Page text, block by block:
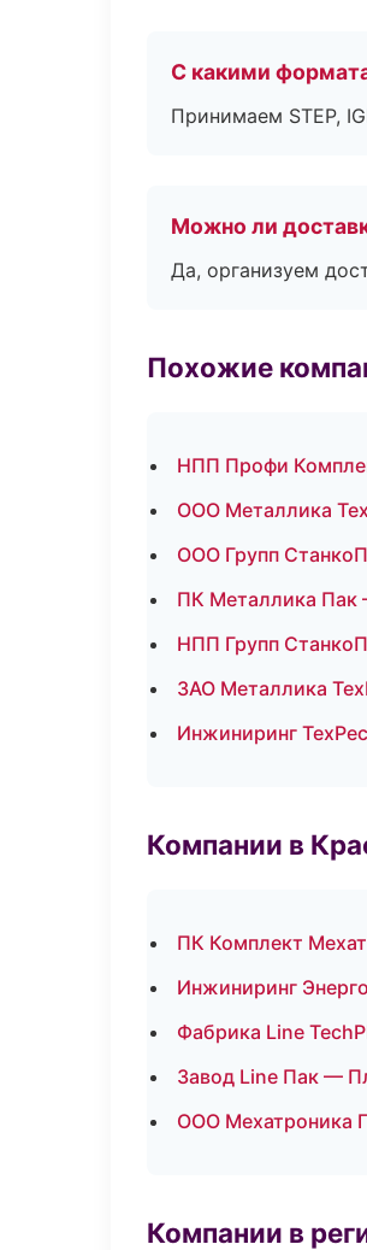
С какими
Принимаем STEP,
Можно ли
Да, организуем
Похожие
НПП Профи
ООО Металлика
ООО Групп
ПК Металлика Пак
НПП Групп
ЗАО Металлика
Инжиниринг
Компании в
ПК Комплект
Инжиниринг
Фабрика Line
Завод Line Пак —
ООО Мехатроника
Компании в